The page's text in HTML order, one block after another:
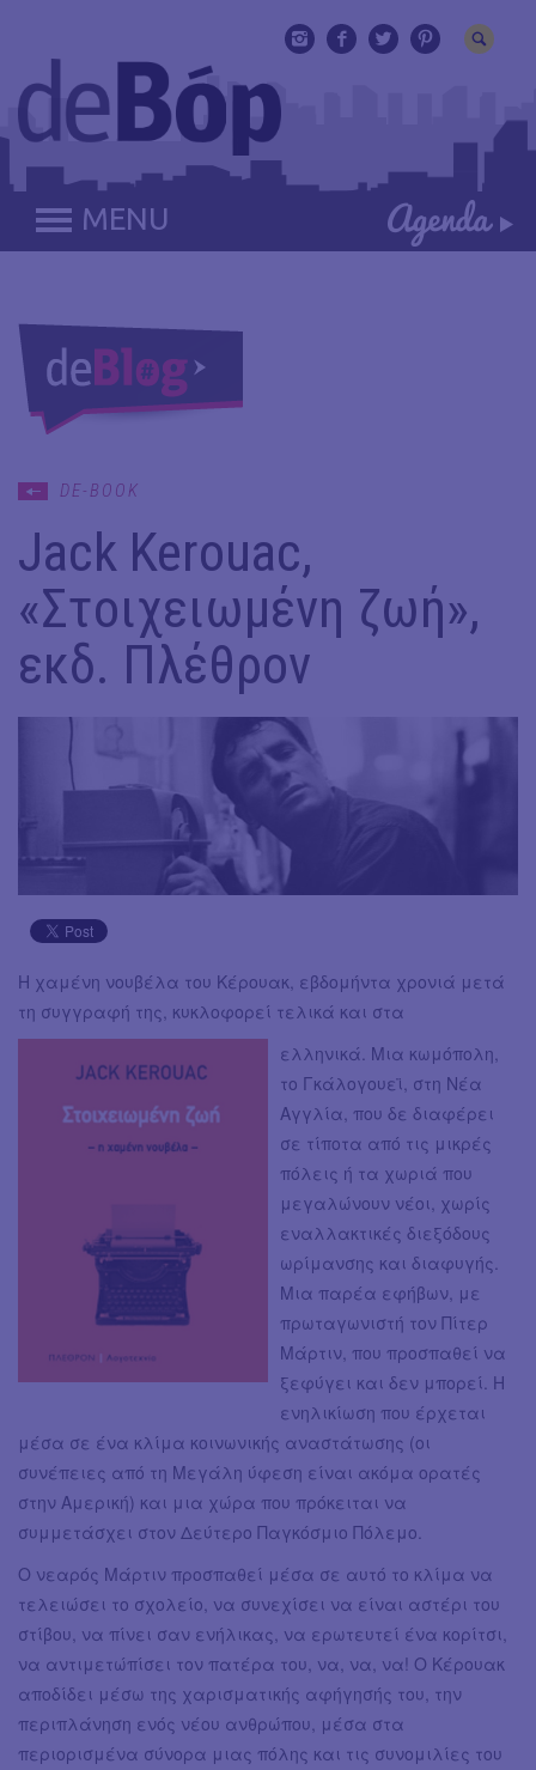
MENU
DE-BOOK
Jack Kerouac,
«Στοιχειωμένη ζωή»,
εκδ. Πλέθρον
Η χαμένη νουβέλα του Κέρουακ, εβδομήντα χρονιά μετά
τη συγγραφή της, κυκλοφορεί τελικά και στα
ελληνικά. Μια κωμόπολη,
το Γκάλογουεϊ, στη Νέα
Αγγλία, που δε διαφέρει
σε τίποτα από τις μικρές
πόλεις ή τα χωριά που
μεγαλώνουν νέοι, χωρίς
εναλλακτικές διεξόδους
ωρίμανσης και διαφυγής.
Μια παρέα εφήβων, με
πρωταγωνιστή τον Πίτερ
Μάρτιν, που προσπαθεί να
ξεφύγει και δεν μπορεί. Η
ενηλικίωση που έρχεται
μέσα σε ένα κλίμα κοινωνικής αναστάτωσης (οι
συνέπειες από τη Μεγάλη ύφεση είναι ακόμα ορατές
στην Αμερική) και μια χώρα που πρόκειται να
συμμετάσχει στον Δεύτερο Παγκόσμιο Πόλεμο.
Ο νεαρός Μάρτιν προσπαθεί μέσα σε αυτό το κλίμα να
τελειώσει το σχολείο, να συνεχίσει να είναι αστέρι του
στίβου, να πίνει σαν ενήλικας, να ερωτευτεί ένα κορίτσι,
να αντιμετώπίσει τον πατέρα του, να, να, να! Ο Κέρουακ
αποδίδει μέσω της χαρισματικής αφήγησής του, την
περιπλάνηση ενός νέου ανθρώπου, μέσα στα
περιορισμένα σύνορα μιας πόλης και τις συνομιλίες του